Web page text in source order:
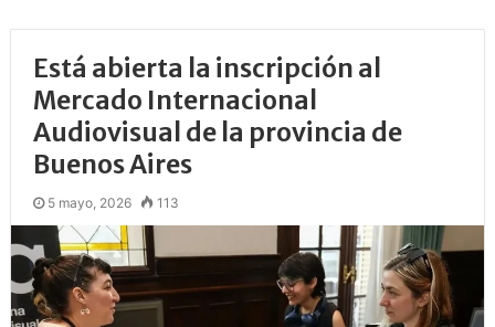
Está abierta la inscripción al
Mercado Internacional
Audiovisual de la provincia de
Buenos Aires
5 mayo, 2026 113